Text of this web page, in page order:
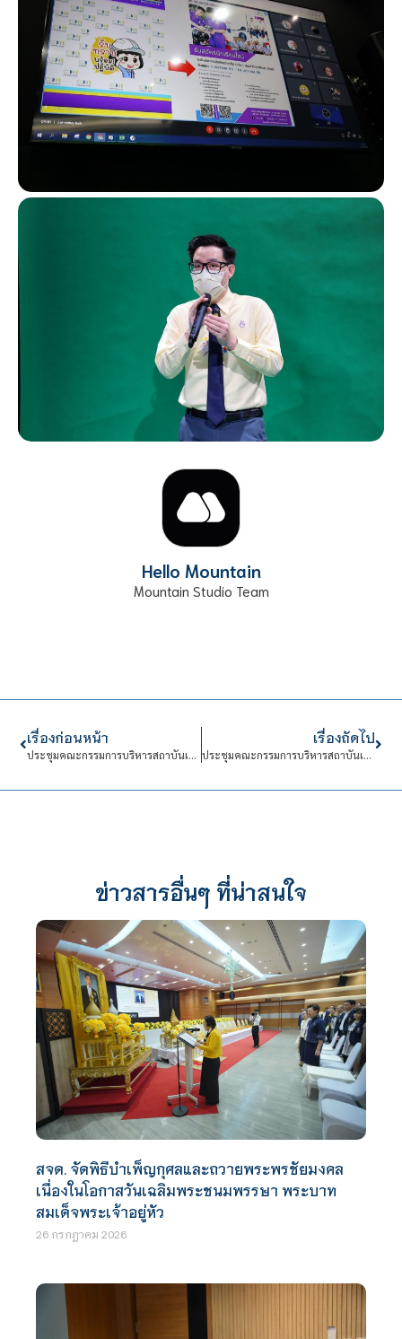
Hello Mountain
Mountain Studio Team
เรื่องก่อนหน้า
ประชุมคณะกรรมการบริหารสถาบันเทคโนโลยีจิตรลดา (กบส.)
เรื่องถัดไป
ประชุมคณะกรรมการบริหารสถาบันเทคโนโลยีจิตรลดา (กบง.)
ข่าวสารอื่นๆ ที่น่าสนใจ
สจด. จัดพิธีบำเพ็ญกุศลและถวายพระพรชัยมงคล
เนื่องในโอกาสวันเฉลิมพระชนมพรรษา พระบาท
สมเด็จพระเจ้าอยู่หัว
26 กรกฎาคม 2026